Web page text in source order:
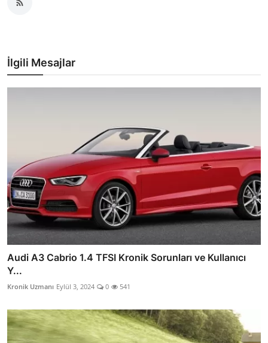
İlgili Mesajlar
Audi A3 Cabrio 1.4 TFSI Kronik Sorunları ve Kullanıcı
Y...
Kronik Uzmanı Eylül 3, 2024 0 541